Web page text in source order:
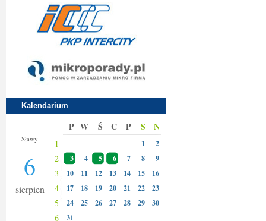
Kalendarium
Sławy
6
sierpien
P W Ś C P S N
1 1 2
2 3 4 5 6 7 8 9
3 10 11 12 13 14 15 16
4 17 18 19 20 21 22 23
5 24 25 26 27 28 29 30
6 31